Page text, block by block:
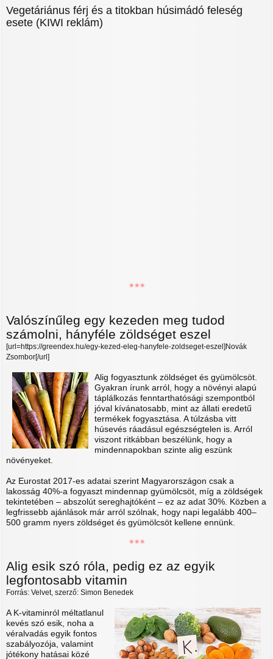
Vegetáriánus férj és a titokban húsimádó feleség
esete (KIWI reklám)
* * *
Valószínűleg egy kezeden meg tudod
számolni, hányféle zöldséget eszel
[url=https://greendex.hu/egy-kezed-eleg-hanyfele-zoldseget-eszel]Novák
Zsombor[/url]
Alig fogyasztunk zöldséget és gyümölcsöt.
Gyakran írunk arról, hogy a növényi alapú
táplálkozás fenntarthatósági szempontból
jóval kívánatosabb, mint az állati eredetű
termékek fogyasztása. A túlzásba vitt
húsevés ráadásul egészségtelen is. Arról
viszont ritkábban beszélünk, hogy a
mindennapokban szinte alig eszünk
növényeket.
Az Eurostat 2017-es adatai szerint Magyarországon csak a
lakosság 40%-a fogyaszt mindennap gyümölcsöt, míg a zöldségek
tekintetében – abszolút sereghajtóként – ez az adat 30%. Közben a
legfrissebb ajánlások már arról szólnak, hogy napi legalább 400–
500 gramm nyers zöldséget és gyümölcsöt kellene ennünk.
* * *
Alig esik szó róla, pedig ez az egyik
legfontosabb vitamin
Forrás: Velvet, szerző: Simon Benedek
A K-vitaminról méltatlanul
kevés szó esik, noha a
véralvadás egyik fontos
szabályozója, valamint
jótékony hatásai közé